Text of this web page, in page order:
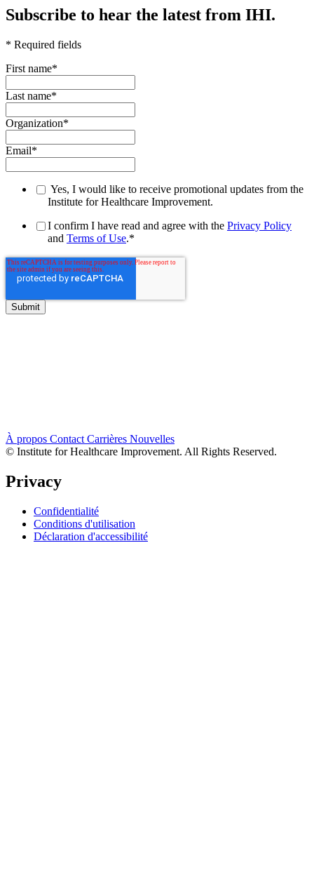
Subscribe to hear the latest from IHI.
* Required fields
First name*
Last name*
Organization*
Email*
Yes, I would like to receive promotional updates from the
Institute for Healthcare Improvement.
I confirm I have read and agree with the Privacy Policy
and Terms of Use.*
À propos Contact Carrières Nouvelles
© Institute for Healthcare Improvement. All Rights Reserved.
Privacy
Confidentialité
Conditions d'utilisation
Déclaration d'accessibilité